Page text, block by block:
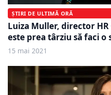
ȘTIRI DE ULTIMĂ ORĂ
Luiza Muller, director
este prea târziu să faci o
15 mai 2021